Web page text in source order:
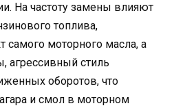
На частоту замены влияют
топлива,
моторного масла, а
агрессивный стиль
оборотов, что
и смол в моторном